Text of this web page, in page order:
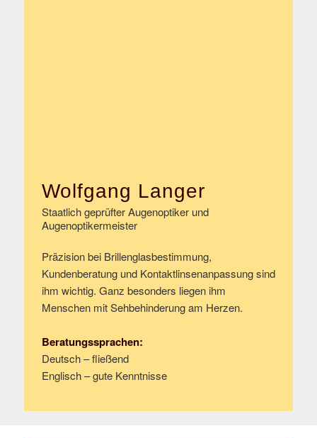
Wolfgang Langer
Staatlich geprüfter Augenoptiker und
Augenoptikermeister
Präzision bei Brillenglasbestimmung,
Kundenberatung und Kontaktlinsenanpassung sind
ihm wichtig. Ganz besonders liegen ihm
Menschen mit Sehbehinderung am Herzen.
Beratungssprachen:
Deutsch – fließend
Englisch – gute Kenntnisse